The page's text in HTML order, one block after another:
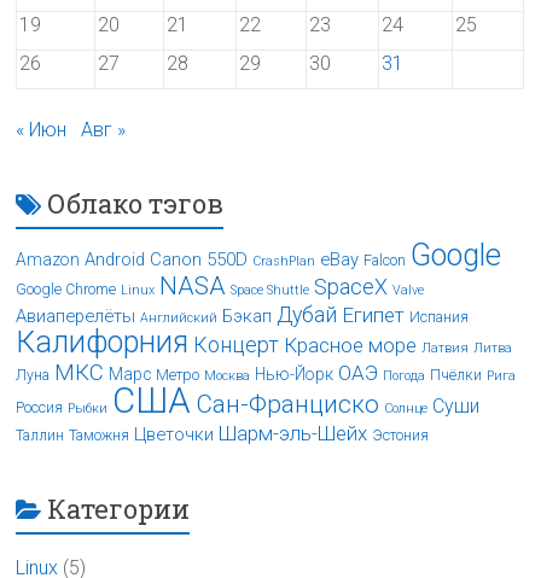
19
20 21 22 23 24
25
26
27 28 29 30 31
« Июн Авг »
Облако тэгов
Amazon Android Canon 550D CrashPlan eBay Falcon Google
Google Chrome Linux NASA Space Shuttle SpaceX Valve
Авиаперелёты Английский Бэкап Дубай Египет Испания
Калифорния Концерт Красное море Латвия Литва
Луна МКС Марс Метро Москва Нью-Йорк ОАЭ Погода Пчёлки Рига
Россия Рыбки США Сан-Франциско Солнце Суши
Таллин Таможня Цветочки Шарм-эль-Шейх Эстония
Категории
Linux (5)